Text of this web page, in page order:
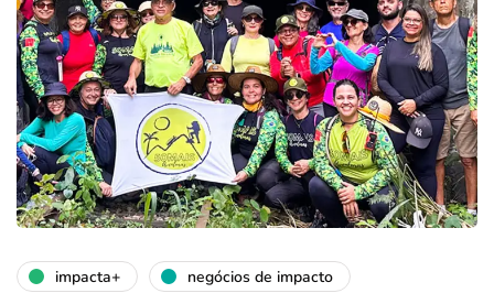
impacta+ negócios de impacto